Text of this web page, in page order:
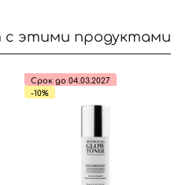
этими продуктами
Срок до 04.03.2027
-10%